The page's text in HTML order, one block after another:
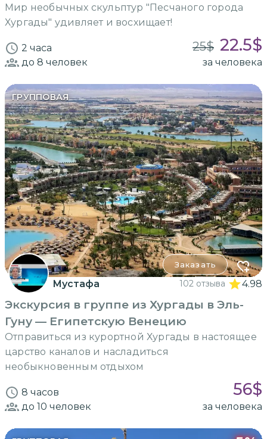
Мир необычных скульптур "Песчаного города
Хургады" удивляет и восхищает!
2 часа 25$ 22.5$
до 8 человек за человека
ГРУППОВАЯ
Заказать
Мустафа 102 отзыва 4.98
Экскурсия в группе из Хургады в Эль-
Гуну — Египетскую Венецию
Отправиться из курортной Хургады в настоящее
царство каналов и насладиться
необыкновенным отдыхом
8 часов 56$
до 10 человек за человека